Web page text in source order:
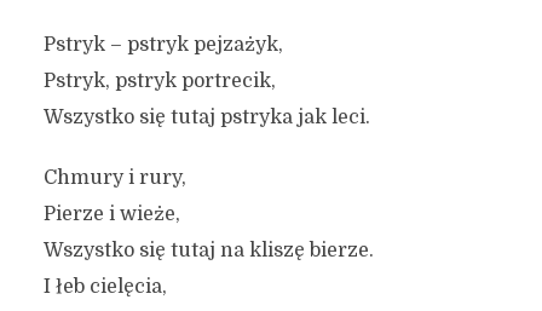
Pstryk – pstryk pejzażyk,
Pstryk, pstryk portrecik,
Wszystko się tutaj pstryka jak leci.
Chmury i rury,
Pierze i wieże,
Wszystko się tutaj na kliszę bierze.
I łeb cielęcia,